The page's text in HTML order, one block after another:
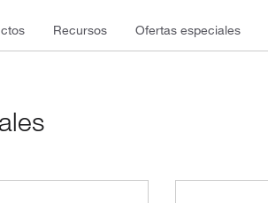
Recursos Ofertas especiales